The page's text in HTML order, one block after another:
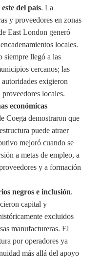
del país. La
y proveedores en zonas
East London generó
locales.
siempre llegó a las
cercanos; las
exigieron
locales.
económicas
Coega demostraron que
puede atraer
mejoró cuando se
a metas de empleo, a
y a formación
negros e inclusión.
capital y
excluidos
manufactureras. El
por operadores ya
más allá del apoyo